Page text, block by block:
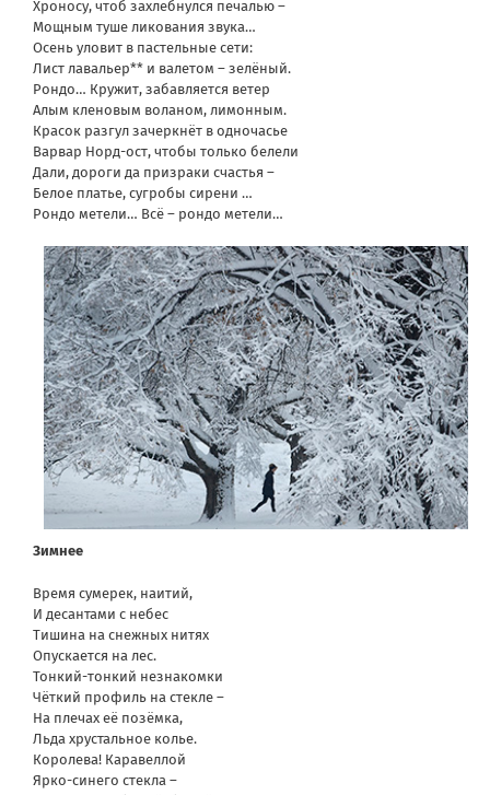
Хроносу, чтоб захлебнулся печалью –
Мощным туше ликования звука…
Осень уловит в пастельные сети:
Лист лавальер** и валетом – зелёный.
Рондо… Кружит, забавляется ветер
Алым кленовым воланом, лимонным.
Красок разгул зачеркнёт в одночасье
Варвар Норд-ост, чтобы только белели
Дали, дороги да призраки счастья –
Белое платье, сугробы сирени …
Рондо метели… Всё – рондо метели…
Зимнее
Время сумерек, наитий,
И десантами с небес
Тишина на снежных нитях
Опускается на лес.
Тонкий-тонкий незнакомки
Чёткий профиль на стекле –
На плечах её позёмка,
Льда хрустальное колье.
Королева! Каравеллой
Ярко-синего стекла –